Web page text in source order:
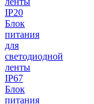
IP20
Блок
питания
для
светодиодной
ленты
IP67
Блок
питания